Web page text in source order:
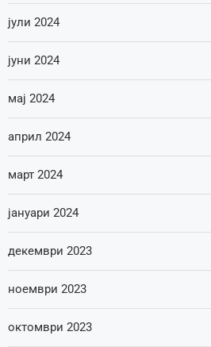
јули 2024
јуни 2024
мај 2024
април 2024
март 2024
јануари 2024
декември 2023
ноември 2023
октомври 2023